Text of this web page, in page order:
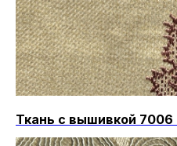
Ткань с вышивкой 7006